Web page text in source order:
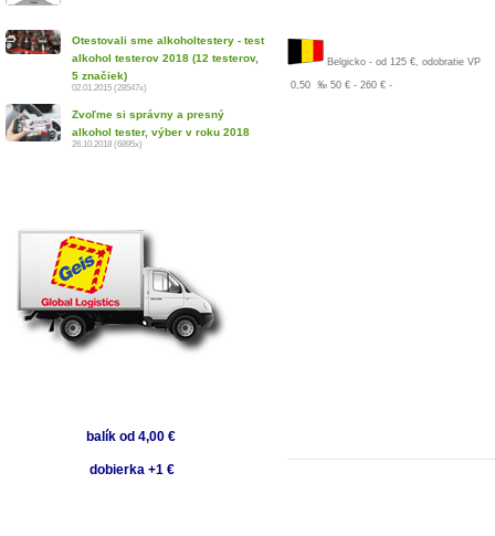
Belgicko - od 125 €, odobratie VP
0,50 ‰ 50 € - 260 € -
Otestovali sme alkoholtestery - test
alkohol testerov 2018 (12 testerov,
5 značiek)
02.01.2015 (28547x)
Zvoľme si správny a presný
alkohol tester, výber v roku 2018
26.10.2018 (6895x)
balík od 4,00 €
dobierka +1 €